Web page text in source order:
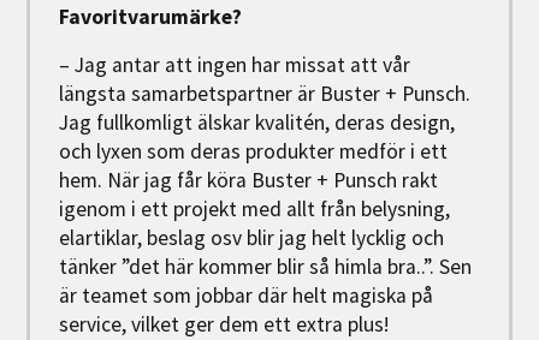
Favoritvarumärke?
– Jag antar att ingen har missat att vår
längsta samarbetspartner är Buster + Punsch.
Jag fullkomligt älskar kvalitén, deras design,
och lyxen som deras produkter medför i ett
hem. När jag får köra Buster + Punsch rakt
igenom i ett projekt med allt från belysning,
elartiklar, beslag osv blir jag helt lycklig och
tänker ”det här kommer blir så himla bra..”. Sen
är teamet som jobbar där helt magiska på
service, vilket ger dem ett extra plus!